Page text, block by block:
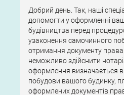
Добрий день. Так, наші
допомогти у оформленні
будівництва перед
узаконення самочинного
отримання документу права
неможливо здійснити
оформлення визначається в
побудови вашого будинку,
оформлених документів